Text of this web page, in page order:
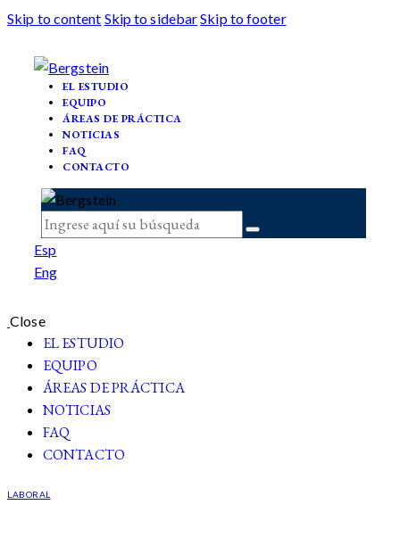
Skip to content Skip to sidebarSkip to footer
EL ESTUDIO
EQUIPO
ÁREAS DE PRÁCTICA
NOTICIAS
FAQ
CONTACTO
Esp
Eng
Close
EL ESTUDIO
EQUIPO
ÁREAS DE PRÁCTICA
NOTICIAS
FAQ
CONTACTO
LABORAL